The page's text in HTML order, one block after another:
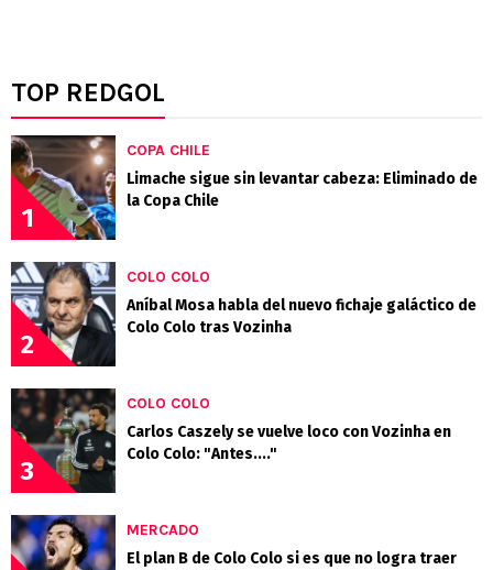
TOP REDGOL
1
COPA CHILE
Limache sigue sin levantar cabeza: Eliminado de
la Copa Chile
2
COLO COLO
Aníbal Mosa habla del nuevo fichaje galáctico de
Colo Colo tras Vozinha
3
COLO COLO
Carlos Caszely se vuelve loco con Vozinha en
Colo Colo: "Antes...."
MERCADO
El plan B de Colo Colo si es que no logra traer